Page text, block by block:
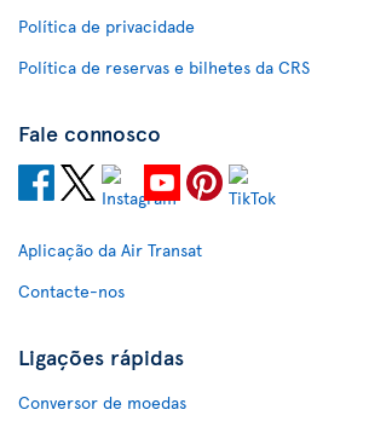
Política de privacidade
Política de reservas e bilhetes da CRS
Fale connosco
Aplicação da Air Transat
Contacte-nos
Ligações rápidas
Conversor de moedas